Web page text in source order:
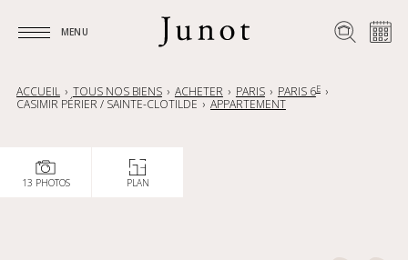
MENU
ACCUEIL TOUS NOS BIENS ACHETER PARIS PARIS 6E
CASIMIR PÉRIER / SAINTE-CLOTILDE APPARTEMENT
13 PHOTOS PLAN